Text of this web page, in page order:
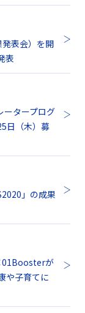
発表会）を開
表
ータープログ
日（木）募
」の成果
が
や子育てに